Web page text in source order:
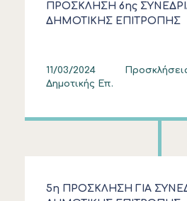
ΠΡΟΣΚΛΗΣΗ 6ης
ΔΗΜΟΤΙΚΗΣ ΕΠΙΤΡΟΠΗΣ
11/03/2024
Δημοτικής Επ.
5η ΠΡΟΣΚΛΗΣΗ ΓΙΑ